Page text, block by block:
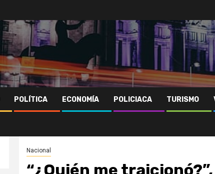
POLÍTICA ECONOMÍA POLICIACA TURISMO
Nacional
“¿Quién me